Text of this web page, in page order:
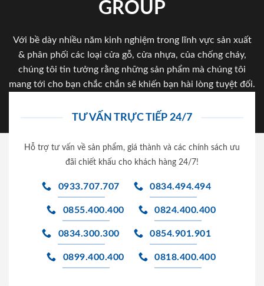
GROUP
Với bề dày nhiều năm kinh nghiệm trong lĩnh vực sản xuất
& phân phối các loại cửa gỗ, cửa nhựa, của chống cháy,
chúng tôi tin tưởng rằng những sản phẩm mà chúng tôi
mang tới cho bạn chắc chắn sẽ khiến bạn hài lòng tuyệt đối.
TƯ VẤN TRỰC TIẾP 24/7
Hỗ trợ tư vấn về sản phẩm, giá thành và các chính sách ưu
đãi chiết khấu cho khách hàng 24/7!
0933.707.707 0834.494.494
0855.400.400 0824.400.400
0834.300.300 0854.901.901
0899.400.400 0818.400.400